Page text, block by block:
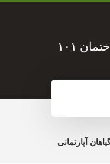
۱۰۱
آپارتمانی